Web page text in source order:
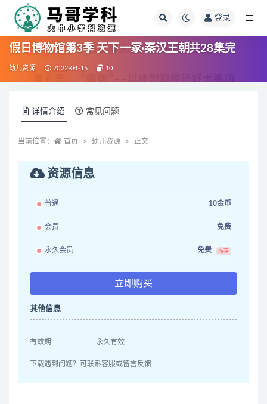
登录
假日博物馆第3季 天下一家·秦汉王朝共28集完
幼儿资源 2022-04-15 10
详情介绍 常见问题
当前位置： 首页 幼儿资源 正文
资源信息
普通 10金币
会员 免费
永久会员 免费 推荐
立即购买
其他信息
有效期 永久有效
下载遇到问题？可联系客服或留言反馈
全部